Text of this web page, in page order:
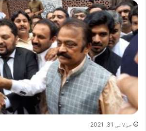
جولائی 31, 2021